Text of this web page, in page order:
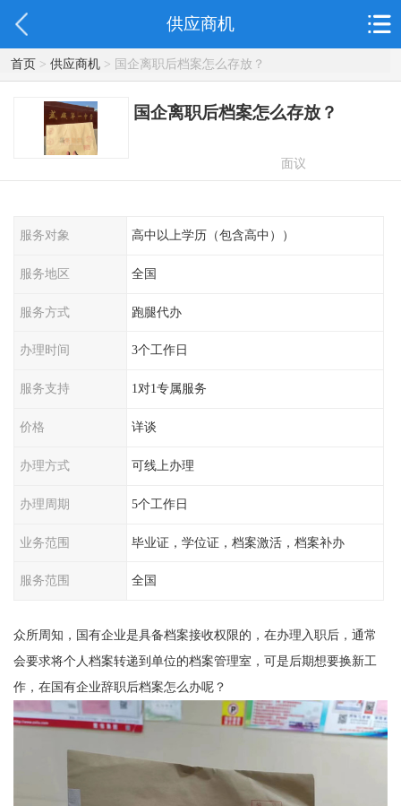
供应商机
首页> 供应商机> 国企离职后档案怎么存放？
国企离职后档案怎么存放？
面议
服务对象 高中以上学历（包含高中））
服务地区 全国
服务方式 跑腿代办
办理时间 3个工作日
服务支持 1对1专属服务
价格 详谈
办理方式 可线上办理
办理周期 5个工作日
业务范围 毕业证，学位证，档案激活，档案补办
服务范围 全国
众所周知， 国有企业是具备档案接收权限的 ，在办理入职后，通常
会要求将个人档案转递到单位的档案管理室，可是后期想要换新工
作，在国有企业辞职后档案怎么办呢？